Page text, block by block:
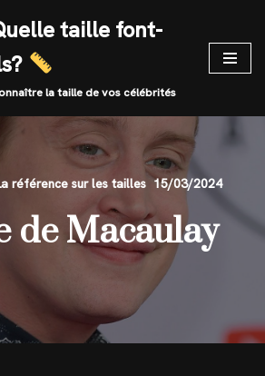
taille font-
la taille de vos célébrités
15/03/2024
de Macaulay